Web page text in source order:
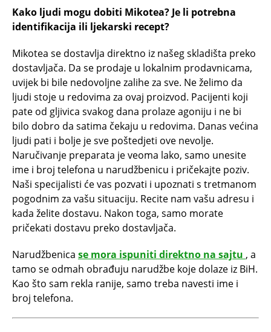
Kako ljudi mogu dobiti Mikotea? Je li potrebna
identifikacija ili ljekarski recept?
Mikotea se dostavlja direktno iz našeg skladišta preko
dostavljača. Da se prodaje u lokalnim prodavnicama,
uvijek bi bile nedovoljne zalihe za sve. Ne želimo da
ljudi stoje u redovima za ovaj proizvod. Pacijenti koji
pate od gljivica svakog dana prolaze agoniju i ne bi
bilo dobro da satima čekaju u redovima. Danas većina
ljudi pati i bolje je sve poštedjeti ove nevolje.
Naručivanje preparata je veoma lako, samo unesite
ime i broj telefona u narudžbenicu i pričekajte poziv.
Naši specijalisti će vas pozvati i upoznati s tretmanom
pogodnim za vašu situaciju. Recite nam vašu adresu i
kada želite dostavu. Nakon toga, samo morate
pričekati dostavu preko dostavljača.
Narudžbenica se mora ispuniti direktno na sajtu , a
tamo se odmah obrađuju narudžbe koje dolaze iz BiH.
Kao što sam rekla ranije, samo treba navesti ime i
broj telefona.